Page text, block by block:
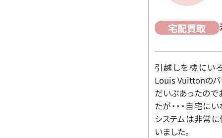
宅配買取
引越しを機にい
Louis Vuittonのバ
だいぶあったので
たが・・・自宅に
システムは非常に
いました。